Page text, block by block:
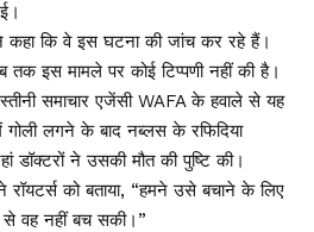
कहा कि वे इस घटना की जांच कर रहे हैं।
तक इस मामले पर कोई टिप्पणी नहीं की है।
समाचार एजेंसी WAFA के हवाले से यह
गोली लगने के बाद नब्लस के रफिदिया
डॉक्टरों ने उसकी मौत की पुष्टि की।
को बताया, “हमने उसे बचाने के लिए
से वह नहीं बच सकी।”